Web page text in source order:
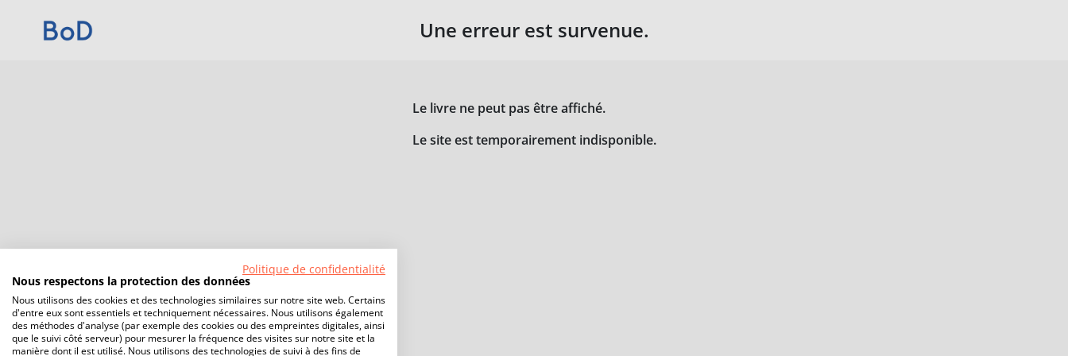
Une erreur est survenue.
Le livre ne peut pas être affiché.
Le site est temporairement indisponible.
Politique de confidentialité
Nous respectons la protection des données
Nous utilisons des cookies et des technologies similaires sur notre site web. Certains
d'entre eux sont essentiels et techniquement nécessaires. Nous utilisons également
des méthodes d'analyse (par exemple des cookies ou des empreintes digitales, ainsi
que le suivi côté serveur) pour mesurer la fréquence des visites sur notre site et la
manière dont il est utilisé. Nous utilisons des technologies de suivi à des fins de